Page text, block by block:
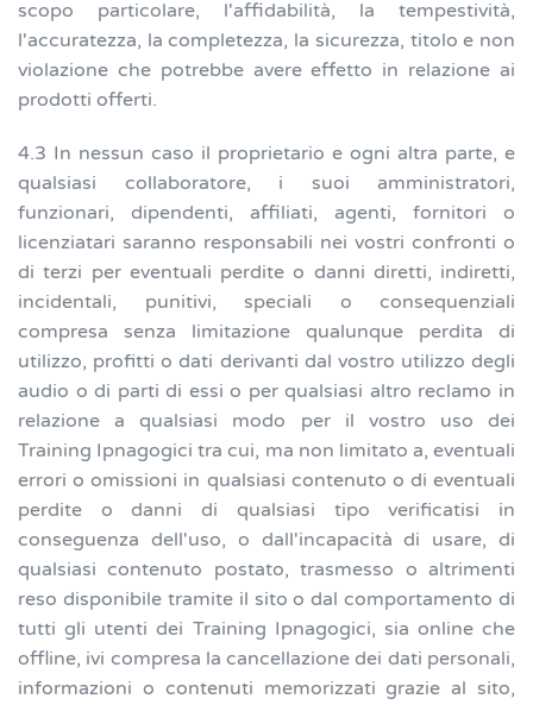
scopo particolare, l'affidabilità, la tempestività,
l'accuratezza, la completezza, la sicurezza, titolo e non
violazione che potrebbe avere effetto in relazione ai
prodotti offerti.
4.3 In nessun caso il proprietario e ogni altra parte, e
qualsiasi collaboratore, i suoi amministratori,
funzionari, dipendenti, affiliati, agenti, fornitori o
licenziatari saranno responsabili nei vostri confronti o
di terzi per eventuali perdite o danni diretti, indiretti,
incidentali, punitivi, speciali o consequenziali
compresa senza limitazione qualunque perdita di
utilizzo, profitti o dati derivanti dal vostro utilizzo degli
audio o di parti di essi o per qualsiasi altro reclamo in
relazione a qualsiasi modo per il vostro uso dei
Training Ipnagogici tra cui, ma non limitato a, eventuali
errori o omissioni in qualsiasi contenuto o di eventuali
perdite o danni di qualsiasi tipo verificatisi in
conseguenza dell'uso, o dall'incapacità di usare, di
qualsiasi contenuto postato, trasmesso o altrimenti
reso disponibile tramite il sito o dal comportamento di
tutti gli utenti dei Training Ipnagogici, sia online che
offline, ivi compresa la cancellazione dei dati personali,
informazioni o contenuti memorizzati grazie al sito,